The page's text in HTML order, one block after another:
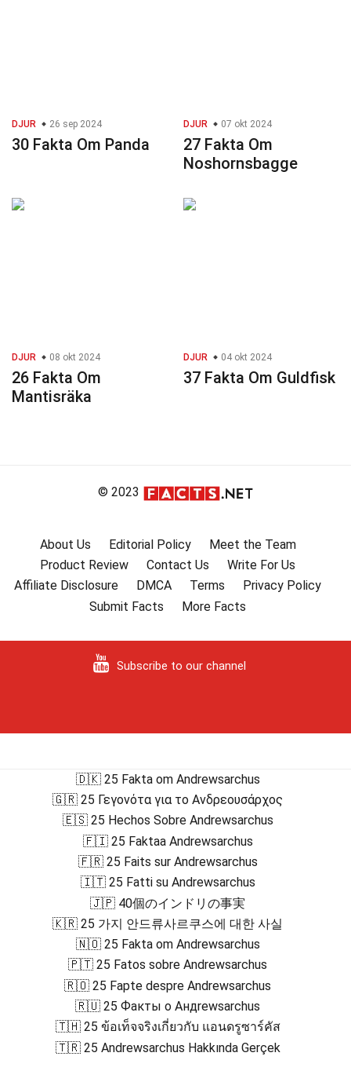
DJUR 26 sep 2024
30 Fakta Om Panda
DJUR 07 okt 2024
27 Fakta Om
Noshornsbagge
DJUR 08 okt 2024
26 Fakta Om
Mantisräka
DJUR 04 okt 2024
37 Fakta Om Guldfisk
© 2023
About Us Editorial Policy
Meet the Team
Product Review
Contact Us
Write For Us
Affiliate Disclosure
DMCA Terms
Privacy Policy
Submit Facts
More Facts
Subscribe to our channel
🇩🇰 25 Fakta om Andrewsarchus
🇬🇷 25 Γεγονότα για το Ανδρεουσάρχος
🇪🇸 25 Hechos Sobre Andrewsarchus
🇫🇮 25 Faktaa Andrewsarchus
🇫🇷 25 Faits sur Andrewsarchus
🇮🇹 25 Fatti su Andrewsarchus
🇯🇵 40個のインドリの事実
🇰🇷 25 가지 안드류사르쿠스에 대한 사실
🇳🇴 25 Fakta om Andrewsarchus
🇵🇹 25 Fatos sobre Andrewsarchus
🇷🇴 25 Fapte despre Andrewsarchus
🇷🇺 25 Факты о Андrewsarchus
🇹🇭 25 ข้อเท็จจริงเกี่ยวกับ แอนดรูซาร์คัส
🇹🇷 25 Andrewsarchus Hakkında Gerçek